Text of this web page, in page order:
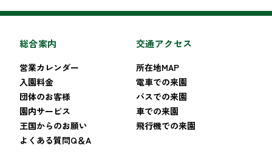
総合案内
営業カレンダー
入園料金
団体のお客様
園内サービス
王国からのお願い
よくある質問Q＆A
交通アクセス
所在地MAP
電車での来園
バスでの来園
車での来園
飛行機での来園